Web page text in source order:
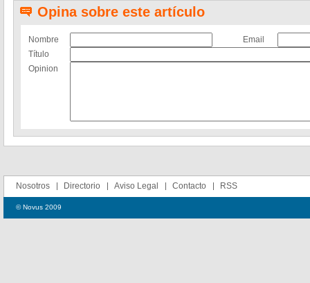
Opina sobre este artículo
Nombre
Email
Título
Opinion
Nosotros Directorio Aviso Legal Contacto RSS
© Novus 2009